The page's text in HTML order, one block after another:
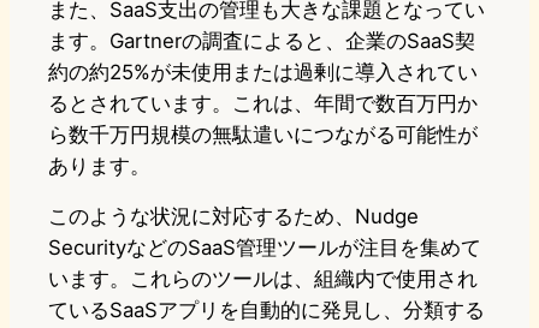
また、SaaS支出の管理も大きな課題となってい
ます。Gartnerの調査によると、企業のSaaS契
約の約25%が未使用または過剰に導入されてい
るとされています。これは、年間で数百万円か
ら数千万円規模の無駄遣いにつながる可能性が
あります。
このような状況に対応するため、Nudge
SecurityなどのSaaS管理ツールが注目を集めて
います。これらのツールは、組織内で使用され
ているSaaSアプリを自動的に発見し、分類する